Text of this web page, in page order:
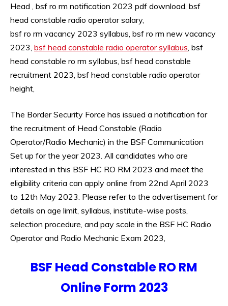
Uncategorized
UP
Job
Uttrakhand
Head , bsf ro rm notification 2023 pdf download, bsf
head constable radio operator salary,
bsf ro rm vacancy 2023 syllabus, bsf ro rm new vacancy
2023, bsf head constable radio operator syllabus, bsf
head constable ro rm syllabus, bsf head constable
recruitment 2023, bsf head constable radio operator
height,
The Border Security Force has issued a notification for
the recruitment of Head Constable (Radio
Operator/Radio Mechanic) in the BSF Communication
Set up for the year 2023. All candidates who are
interested in this BSF HC RO RM 2023 and meet the
eligibility criteria can apply online from 22nd April 2023
to 12th May 2023. Please refer to the advertisement for
details on age limit, syllabus, institute-wise posts,
selection procedure, and pay scale in the BSF HC Radio
Operator and Radio Mechanic Exam 2023,
BSF Head Constable RO RM
Online Form 2023